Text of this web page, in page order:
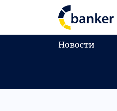
Новости